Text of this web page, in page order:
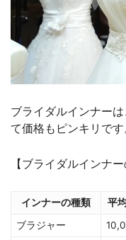
ブライダルインナー
て価格もピンキリです
【ブライダルインナー
インナーの種類 平
ブラジャー